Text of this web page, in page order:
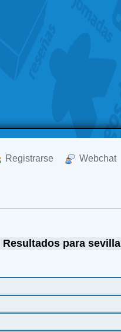
Registrarse Webchat
Resultados para sevilla